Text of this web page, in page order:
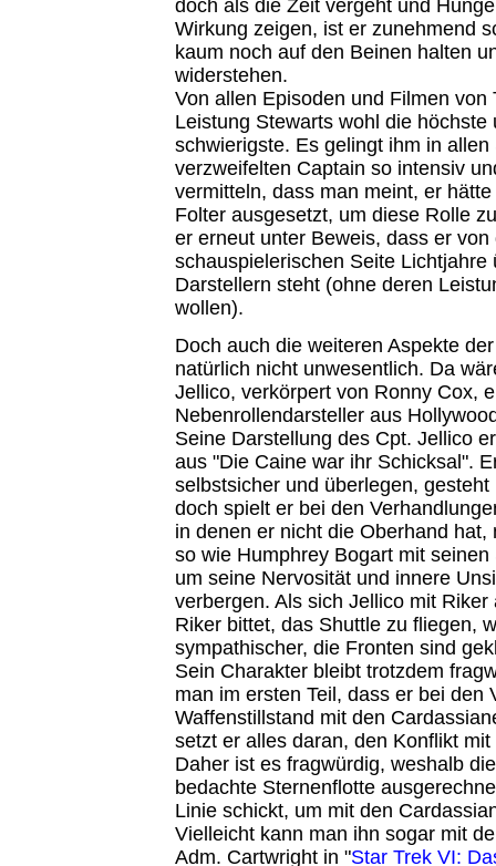
doch als die Zeit vergeht und
Wirkung zeigen, ist er zunehmend
kaum noch auf den Beinen halten
widerstehen.
Von allen Episoden und Filmen von
Leistung Stewarts wohl die höchste
schwierigste. Es gelingt ihm in
verzweifelten Captain so intensiv
vermitteln, dass man meint, er
Folter ausgesetzt, um diese Rolle
er erneut unter Beweis, dass er von
schauspielerischen Seite Lichtjahre
Darstellern steht (ohne deren
wollen).
Doch auch die weiteren Aspekte
natürlich nicht unwesentlich. Da
Jellico, verkörpert von Ronny Cox,
Nebenrollendarsteller aus
Seine Darstellung des Cpt. Jellico
aus "Die Caine war ihr Schicksal".
selbstsicher und überlegen,
doch spielt er bei den
in denen er nicht die Oberhand hat,
so wie Humphrey Bogart mit
um seine Nervosität und innere
verbergen. Als sich Jellico mit Riker
Riker bittet, das Shuttle zu fliegen,
sympathischer, die Fronten sind
Sein Charakter bleibt trotzdem
man im ersten Teil, dass er bei den
Waffenstillstand mit den
setzt er alles daran, den Konflikt
Daher ist es fragwürdig, weshalb
bedachte Sternenflotte
Linie schickt, um mit den
Vielleicht kann man ihn sogar mit
Adm. Cartwright in "Star Trek VI: